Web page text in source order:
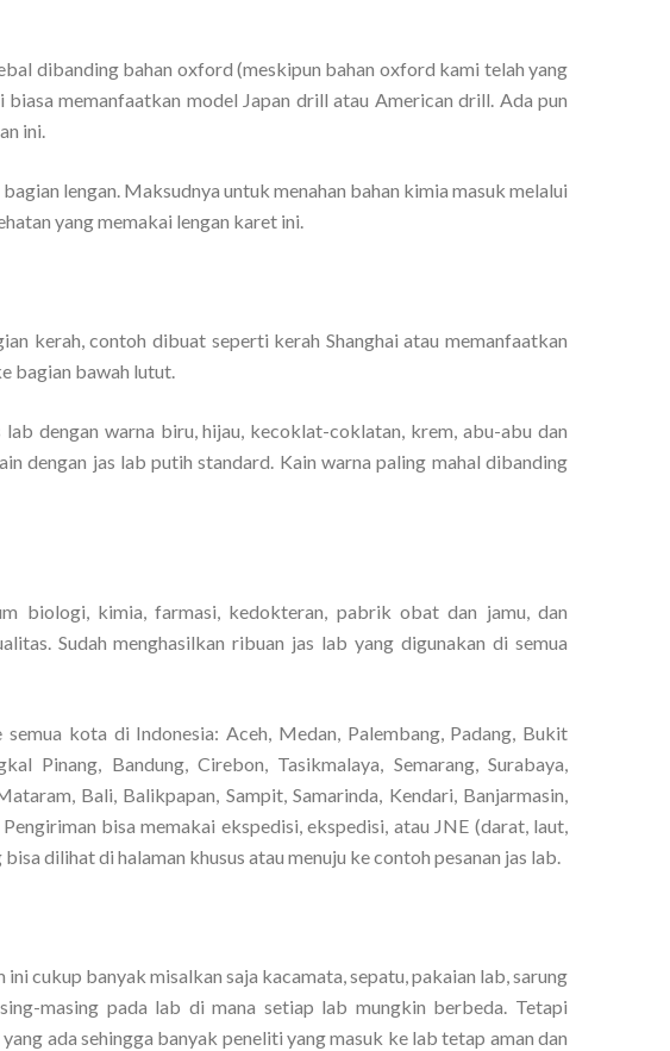
dibanding bahan oxford (meskipun bahan oxford kami telah yang
memanfaatkan model Japan drill atau American drill. Ada pun
ini.
lengan. Maksudnya untuk menahan bahan kimia masuk melalui
yang memakai lengan karet ini.
kerah, contoh dibuat seperti kerah Shanghai atau memanfaatkan
bagian bawah lutut.
dengan warna biru, hijau, kecoklat-coklatan, krem, abu-abu dan
dengan jas lab putih standard. Kain warna paling mahal dibanding
biologi, kimia, farmasi, kedokteran, pabrik obat dan jamu, dan
Sudah menghasilkan ribuan jas lab yang digunakan di semua
kota di Indonesia: Aceh, Medan, Palembang, Padang, Bukit
Pinang, Bandung, Cirebon, Tasikmalaya, Semarang, Surabaya,
Bali, Balikpapan, Sampit, Samarinda, Kendari, Banjarmasin,
bisa memakai ekspedisi, ekspedisi, atau JNE (darat, laut,
dilihat di halaman khusus atau menuju ke contoh pesanan jas lab.
cukup banyak misalkan saja kacamata, sepatu, pakaian lab, sarung
masing pada lab di mana setiap lab mungkin berbeda. Tetapi
ada sehingga banyak peneliti yang masuk ke lab tetap aman dan